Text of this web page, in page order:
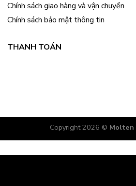
Chính sách giao hàng và vận chuyển
Chính sách bảo mật thông tin
THANH TOÁN
Copyright 2026 © Molten